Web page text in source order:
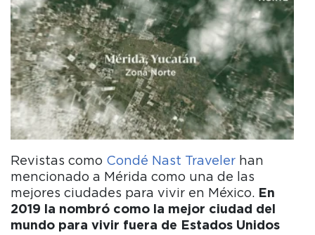
Revistas como Condé Nast Traveler han
mencionado a Mérida como una de las
mejores ciudades para vivir en México. En
2019
la nombró como la mejor ciudad del
mundo para vivir fuera de Estados Unidos